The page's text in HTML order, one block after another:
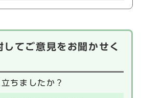
してご意見をお聞かせく
ちましたか？